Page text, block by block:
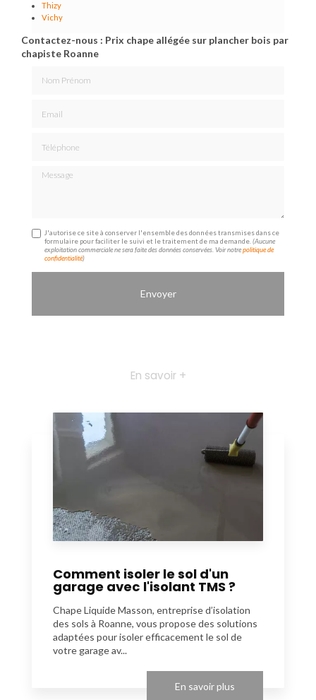
Thizy
Vichy
Contactez-nous : Prix chape allégée sur plancher bois par
chapiste Roanne
Message
J'autorise ce site à conserver l'ensemble des données transmises dans ce
formulaire pour faciliter le suivi et le traitement de ma demande.(Aucune
exploitation commerciale ne sera faite des données conservées. Voir notrepolitique de
confidentialité)
En savoir +
Comment isoler le sol d'un
garage avec l'isolant TMS ?
Chape Liquide Masson, entreprise d’isolation
des sols à Roanne, vous propose des solutions
adaptées pour isoler efficacement le sol de
votre garage av...
En savoir plus